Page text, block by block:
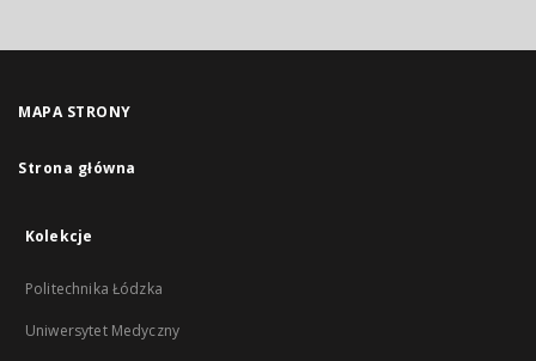
MAPA STRONY
Strona główna
Kolekcje
Politechnika Łódzka
Uniwersytet Medyczny